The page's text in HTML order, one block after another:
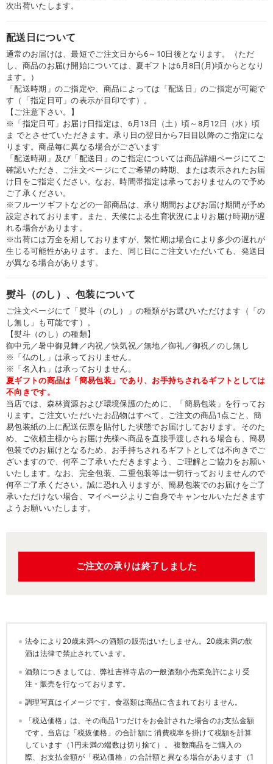
次出荷いたします。
配送日について
通常のお届けは、最短でご注文日から6～10日後となります。（ただ
し、商品のお届け開始については、夏ギフトは6月8日(月)頃からとなり
ます。）
「配送時期」のご指定や、商品によっては「配送日」のご指定が可能で
す（「指定日可」の表示が目印です）。
【ご注意下さい。】
※「指定日可」お届け日指定は、6月13日（土）頃～8月12日（水）頃
ま でとさせていただきます。承り日の翌日から7日目以降のご指定にな
ります。商品毎に異なる場合がございます
「配送時期」及び「配送日」のご指定については商品詳細ページにてご
確認いただき、ご注文ページにてご希望の時期、または表示されたお届
け日をご指定ください。なお、時間帯指定は承っておりませんので予め
ご了承ください。
※フルーツギフトなどの一部商品は、承り期間およびお届け期間が予め
設定されております。また、天候による生育状況によりお届け時期が遅
れる場合があります。
※出荷には万全を期しておりますが、繁忙期は場合により多少の遅れが
生じる可能性があります。また、同じ日にご注文いただいても、発送日
が異なる場合があります。
熨斗（のし）、包装について
ご注文ページにて「熨斗（のし）」の種類がお選びいただけます（「の
し無し」も可能です）。
【熨斗（のし）の種類】
御中元／暑中御見舞／内祝／快気祝／無地／御礼／御祝／のし無し
※「仏のし」は承っておりません。
※「名入れ」は承っておりません。
夏ギフトの商品は「簡易包装」であり、お手持ちされるギフトとしては
不向きです。
当店では、森林資源および環境保護のために、「簡易包装」を行ってお
ります。ご注文いただいたお品物はすべて、ご注文の商品1点ごと、簡
易包装紙の上に配送伝票を貼付した状態でお届けしております。そのた
め、ご依頼主様からお届け先様へ商品を直接手渡しされる場合も、簡易
包装でのお届けとなるため、お手持ちされるギフトとしては不向きでご
ざいますので、何卒ご了承いただきますよう、ご理解とご協力をお願い
いたします。なお、完全包装、二重包装等は一切行っておりませんので
何卒ご了承ください。誠に恐れ入りますが、簡易包装でのお届けをご了
承いただけない場合、マイページよりご自身でキャンセルいただきます
ようお願いいたします。
ご注文の承りは終了しました
法令により20歳未満への酒類の販売はいたしません。20歳未満の飲
酒は法律で禁止されています。
酒類につきましては、弊社吉祥寺店の一般酒類小売業免許により受
注・販売を行なっております。
調理写真はイメージです。食器類は商品に含まれておりません。
「税込価格」は、その商品1つだけをお会計された場合のお支払金額
です。当店は「税抜価格」の合計額に 消費税率を掛けて税額を計算
しています（1円未満の端数は切り捨て）。 複数商品をご購入の
際、お支払金額が「税込価格」の合計額と異なる場合があります（1